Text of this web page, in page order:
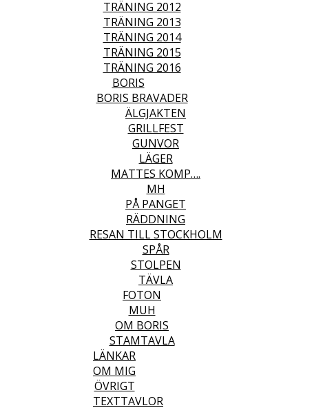
TRÄNING 2012
TRÄNING 2013
TRÄNING 2014
TRÄNING 2015
TRÄNING 2016
BORIS
BORIS BRAVADER
ÄLGJAKTEN
GRILLFEST
GUNVOR
LÄGER
MATTES KOMP….
MH
PÅ PANGET
RÄDDNING
RESAN TILL STOCKHOLM
SPÅR
STOLPEN
TÄVLA
FOTON
MUH
OM BORIS
STAMTAVLA
LÄNKAR
OM MIG
ÖVRIGT
TEXTTAVLOR